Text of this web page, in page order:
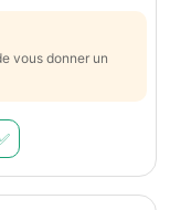
vous donner un